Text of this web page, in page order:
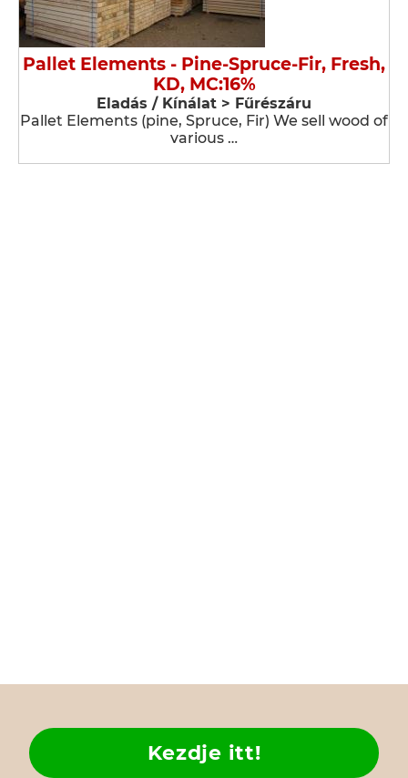
Pallet Elements - Pine-Spruce-Fir, Fresh,
KD, MC:16%
Eladás / Kínálat > Fűrészáru
Pallet Elements (pine, Spruce, Fir) We sell wood of
various …
Kezdje itt!